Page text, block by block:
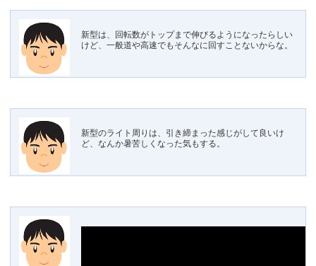
新型は、回転数がトップまで伸びるようになったらしい
けど、一般道や高速でもそんなに回すことないからな。
新型のライト周りは、引き締まった感じがして良いけ
ど、なんか暑苦しくなった気もする。